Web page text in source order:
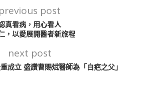
previous post
真看病，用心看人
，以愛展開醫者新旅程
next post
成立 盛讚曹賜斌醫師為「白疤之父」